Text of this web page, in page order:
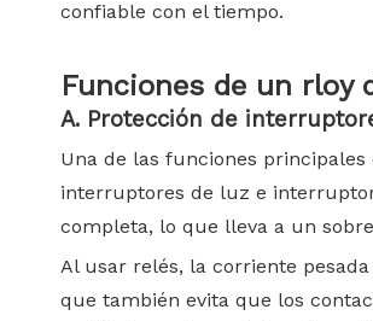
confiable con el tiempo.
Funciones de un rloy
A. Protección de
Una de las funciones principales
interruptores de luz e
completa, lo que lleva a un
Al usar relés, la corriente
que también evita que los